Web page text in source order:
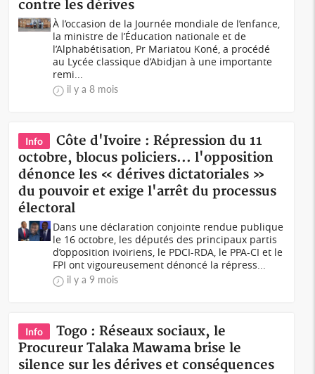
contre les dérives
À l’occasion de la Journée mondiale de l’enfance,
la ministre de l’Éducation nationale et de
l’Alphabétisation, Pr Mariatou Koné, a procédé
au Lycée classique d’Abidjan à une importante
remi...
il y a 8 mois
Info
Côte d'Ivoire : Répression du 11
octobre, blocus policiers... l'opposition
dénonce les « dérives dictatoriales »
du pouvoir et exige l'arrêt du processus
électoral
Dans une déclaration conjointe rendue publique
le 16 octobre, les députés des principaux partis
d’opposition ivoiriens, le PDCI-RDA, le PPA-CI et le
FPI ont vigoureusement dénoncé la répress...
il y a 9 mois
Info
Togo : Réseaux sociaux, le
Procureur Talaka Mawama brise le
silence sur les dérives et conséquences